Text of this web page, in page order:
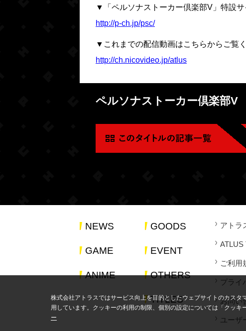
▼「ペルソナストーカー倶楽部V」特設サ
http://p-ch.jp/psc/
▼これまでの配信動画はこちらからご覧く
http://ch.nicovideo.jp/atlus
ペルソナストーカー倶楽部V
NEWS
GAME
ANIME
GOODS
EVENT
OTHERS
TITLES
アトラ
ATLUS
ご利用
プラ
お問い
ユーザ
株式会社アトラスではサービス向上を目的としたウェブサイトのカスタ
用しています。クッキーの利用の制限、個別の設定については「クッキ
ー